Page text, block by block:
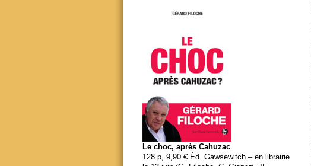
Le choc, après Cahuzac
128 p, 9,90 € Éd. Gawsewitch – en librairie